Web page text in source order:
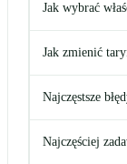
Jak wybrać
Jak zmienić
Najczęstsze
Najczęściej